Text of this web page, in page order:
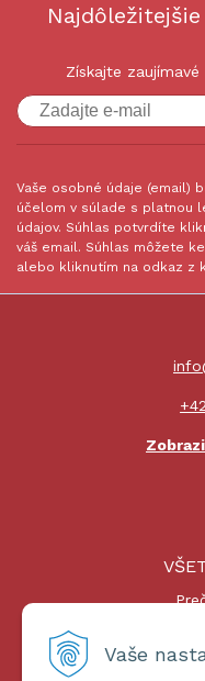
Vaše
Získajte
Vaše osobné údaje (email)
účelom v súlade s platnou
údajov. Súhlas potvrdíte
váš email. Súhlas môžete
alebo kliknutím na odkaz z